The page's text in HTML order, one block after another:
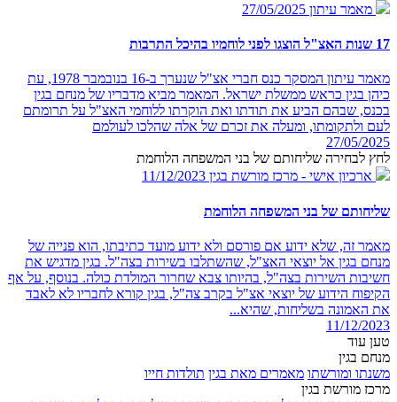
מאמר עיתון 27/05/2025
17 שנות האצ"ל הוצגו לפני לוחמיו בהיכל התרבות
מאמר עיתון המסקר כנס חברי אצ"ל שנערך ב-16 בנובמבר 1978, עת
כיהן בגין כראש ממשלת ישראל. המאמר מביא מדבריו של מנחם בגין
בכנס, שבהם הביע את תודתו ואת הוקרתו ללוחמי האצ"ל על תרומתם
לעם ולתקומתו, ומעלה את זכרם של אלה שהלכו לעולמם
27/05/2025
לחץ לבחירה שליחותם של בני המשפחה הלוחמת
ארכיון אישי - מרכז מורשת בגין 11/12/2023
שליחותם של בני המשפחה הלוחמת
מאמר זה, שלא ידוע אם פורסם ולא ידוע מועד כתיבתו, הוא פנייה של
מנחם בגין אל יוצאי האצ"ל, שהשתלבו בשירות בצה"ל. בגין מדגיש את
חשיבות השירות בצה"ל, בהיותו צבא שחרור המולדת כולה. בנוסף, על אף
הקיפוח הידוע של יוצאי אצ"ל בקרב צה"ל, בגין קורא לחבריו לא לאבד
את האמונה בשליחות, שהיא...
11/12/2023
טען עוד
מנחם בגין
משנתו ומורשתו מאמרים מאת בגין תולדות חייו
מרכז מורשת בגין